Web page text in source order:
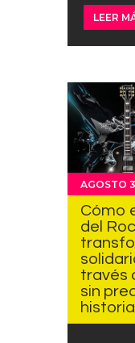
LEER
AGOSTO
Cómo
del
través
sin
historia